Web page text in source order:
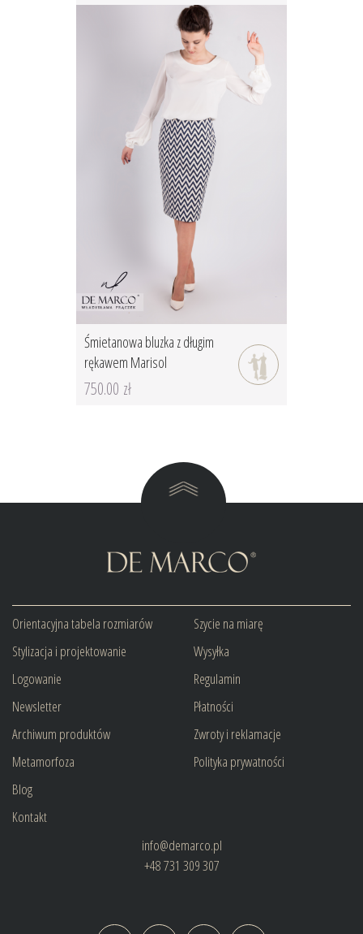
Śmietanowa bluzka z długim
rękawem Marisol
750.00 zł
Orientacyjna tabela rozmiarów
Stylizacja i projektowanie
Logowanie
Newsletter
Archiwum produktów
Metamorfoza
Blog
Kontakt
Szycie na miarę
Wysyłka
Regulamin
Płatności
Zwroty i reklamacje
Polityka prywatności
info@demarco.pl
+48 731 309 307